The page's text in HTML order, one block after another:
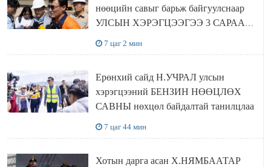
нөөцийн савыг барьж байгуулснаар
УЛСЫН ХЭРЭГЦЭЭГЭЭ 3 САРААР
7 цаг 2 мин
Ерөнхий сайд Н.УЧРАЛ улсын
хэрэгцээний БЕНЗИН НӨӨЦЛӨХ
САВНЫ нөхцөл байдалтай танилцлаа
7 цаг 44 мин
Хотын дарга асан Х.НЯМБААТАР